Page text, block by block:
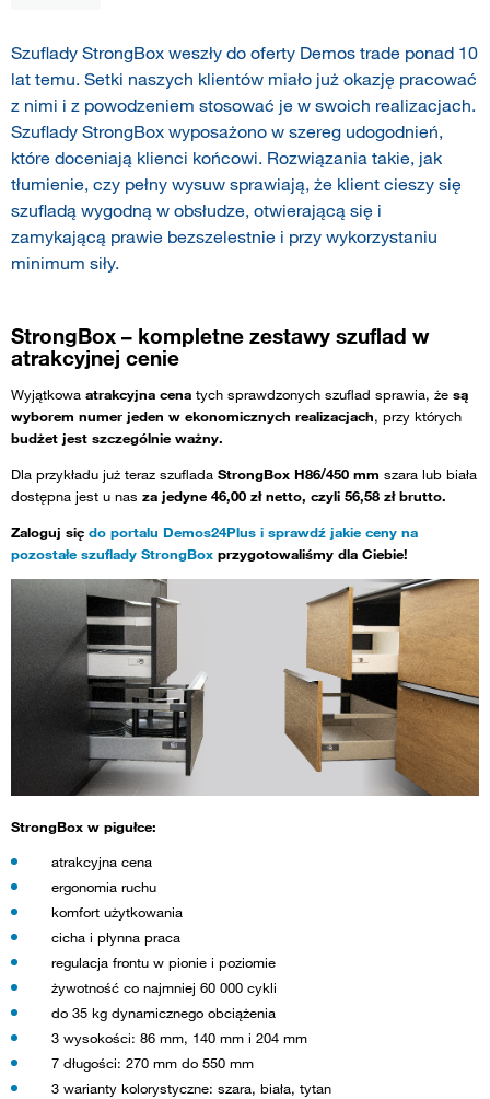
Szuflady StrongBox weszły do oferty Demos trade ponad 10
lat temu. Setki naszych klientów miało już okazję pracować
z nimi i z powodzeniem stosować je w swoich realizacjach.
Szuflady StrongBox wyposażono w szereg udogodnień,
które doceniają klienci końcowi. Rozwiązania takie, jak
tłumienie, czy pełny wysuw sprawiają, że klient cieszy się
szufladą wygodną w obsłudze, otwierającą się i
zamykającą prawie bezszelestnie i przy wykorzystaniu
minimum siły.
StrongBox – kompletne zestawy szuflad w
atrakcyjnej cenie
Wyjątkowa atrakcyjna cena tych sprawdzonych szuflad sprawia, że są
wyborem numer jeden w ekonomicznych realizacjach, przy których
budżet jest szczególnie ważny.
Dla przykładu już teraz szuflada StrongBox H86/450 mm szara lub biała
dostępna jest u nas za jedyne 46,00 zł netto, czyli 56,58 zł brutto.
Zaloguj się do portalu Demos24Plus i sprawdź jakie ceny na
pozostałe szuflady StrongBox przygotowaliśmy dla Ciebie!
StrongBox w pigułce:
atrakcyjna cena
ergonomia ruchu
komfort użytkowania
cicha i płynna praca
regulacja frontu w pionie i poziomie
żywotność co najmniej 60 000 cykli
do 35 kg dynamicznego obciążenia
3 wysokości: 86 mm, 140 mm i 204 mm
7 długości: 270 mm do 550 mm
3 warianty kolorystyczne: szara, biała, tytan